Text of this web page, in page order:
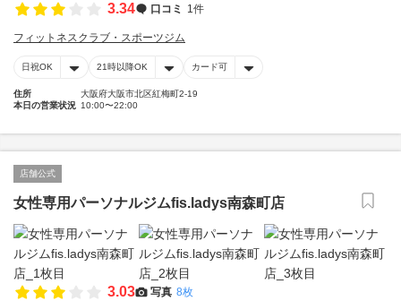
3.34
口コミ 1件
フィットネスクラブ・スポーツジム
日祝OK 21時以降OK カード可
住所
大阪府大阪市北区紅梅町2-19
本日の営業状況 10:00〜22:00
店舗公式
女性専用パーソナルジムfis.ladys南森町店
3.03 写真 8枚